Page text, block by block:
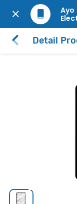
Ayo
Detail